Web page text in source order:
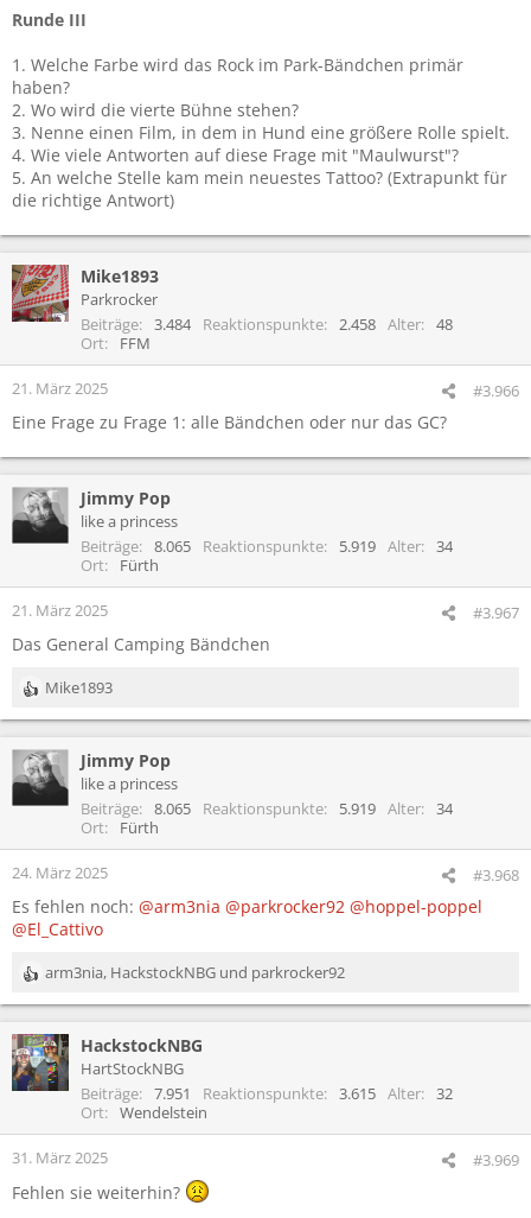
Runde III
1. Welche Farbe wird das Rock im Park-Bändchen primär
haben?
2. Wo wird die vierte Bühne stehen?
3. Nenne einen Film, in dem in Hund eine größere Rolle spielt.
4. Wie viele Antworten auf diese Frage mit "Maulwurst"?
5. An welche Stelle kam mein neuestes Tattoo? (Extrapunkt für
die richtige Antwort)
Mike1893
Parkrocker
Beiträge
3.484 Reaktionspunkte 2.458 Alter
48
Ort
FFM
21. März 2025 #3.966
Eine Frage zu Frage 1: alle Bändchen oder nur das GC?
Jimmy Pop
like a princess
Beiträge
8.065 Reaktionspunkte 5.919 Alter
34
Ort
Fürth
21. März 2025 #3.967
Das General Camping Bändchen
R
e
k
t
i
n
e
:
Mike1893
Jimmy Pop
like a princess
Beiträge
8.065 Reaktionspunkte 5.919 Alter
34
Ort
Fürth
24. März 2025 #3.968
Es fehlen noch: @arm3nia @parkrocker92 @hoppel-poppel
@El_Cattivo
R
e
k
t
i
n
e
:
arm3nia, HackstockNBG und parkrocker92
HackstockNBG
HartStockNBG
Beiträge
7.951 Reaktionspunkte 3.615 Alter
32
Ort
Wendelstein
31. März 2025 #3.969
Fehlen sie weiterhin?